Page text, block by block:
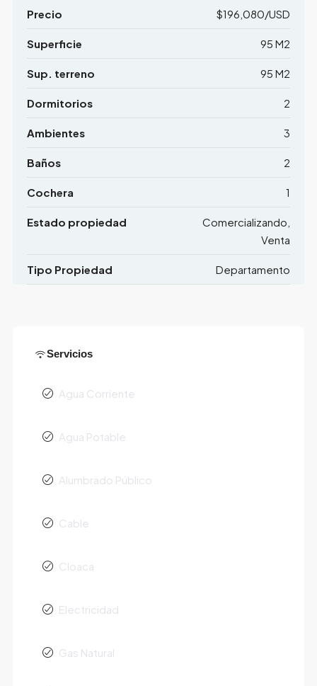
Precio $196,080/USD
Superficie 95 M2
Sup. terreno 95 M2
Dormitorios 2
Ambientes 3
Baños 2
Cochera 1
Estado propiedad
Comercializando,
Venta
Tipo Propiedad Departamento
Servicios
Agua Corriente
Agua Potable
Alumbrado Público
Cable
Cloaca
Electricidad
Gas Natural